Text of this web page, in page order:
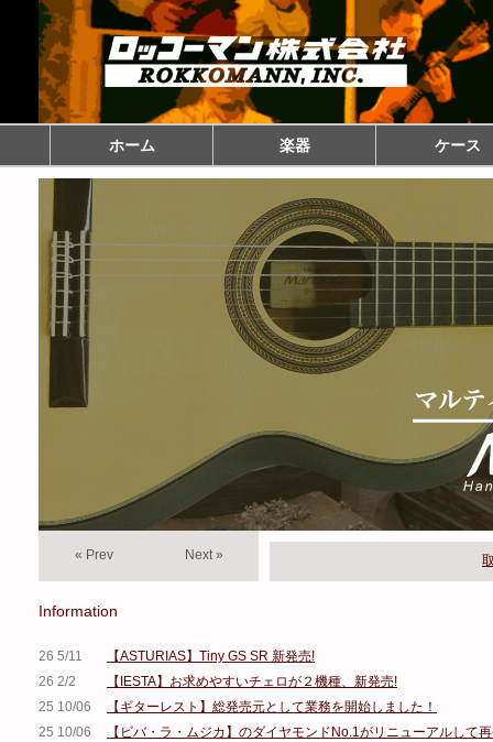
ホーム 楽器 ケース
« Prev Next »
Information
26 5/11
【ASTURIAS】Tiny GS SR 新発売!
26 2/2
【IESTA】お求めやすいチェロが２機種、新発売!
25 10/06
【ギターレスト】総発売元として業務を開始しました！
25 10/06
【ビバ・ラ・ムジカ】のダイヤモンドNo.1がリニューアルして